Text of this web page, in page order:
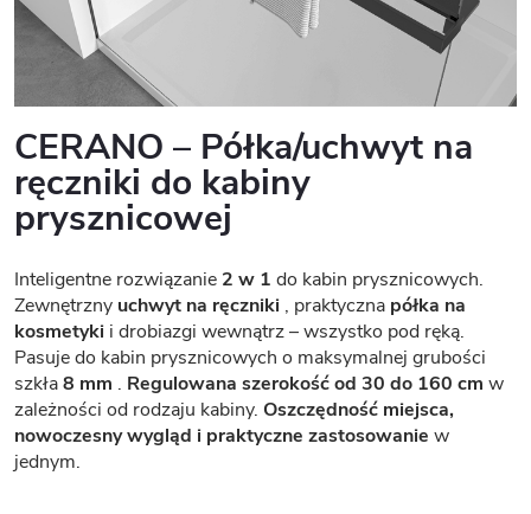
CERANO – Półka/uchwyt na
ręczniki do kabiny
prysznicowej
Inteligentne rozwiązanie 2 w 1 do kabin prysznicowych.
Zewnętrzny uchwyt na ręczniki , praktyczna półka na
kosmetyki i drobiazgi wewnątrz – wszystko pod ręką.
Pasuje do kabin prysznicowych o maksymalnej grubości
szkła8 mm . Regulowana szerokość od 30 do 160 cm w
zależności od rodzaju kabiny. Oszczędność miejsca,
nowoczesny wygląd i praktyczne zastosowanie w
jednym.